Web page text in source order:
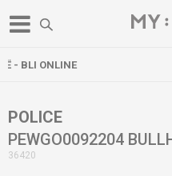
POSTA FALAS PËR
POLICE
PEWGO0092204
36420